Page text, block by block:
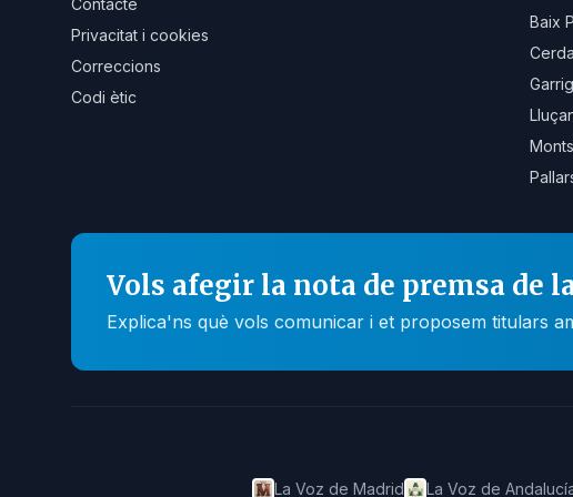
Contacte
Privacitat i cookies
Correccions
Codi ètic
Baix
Vols afegir la nota de premsa de
Explica'ns què vols comunicar i et proposem titulars
La Voz de Madrid La Voz de